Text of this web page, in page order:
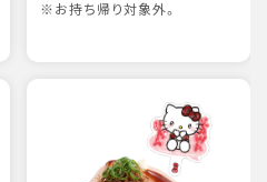
※お持ち帰り対象外。